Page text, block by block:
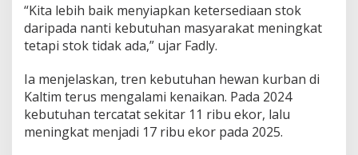
“Kita lebih baik menyiapkan ketersediaan stok
daripada nanti kebutuhan masyarakat meningkat
tetapi stok tidak ada,” ujar Fadly.
Ia menjelaskan, tren kebutuhan hewan kurban di
Kaltim terus mengalami kenaikan. Pada 2024
kebutuhan tercatat sekitar 11 ribu ekor, lalu
meningkat menjadi 17 ribu ekor pada 2025.